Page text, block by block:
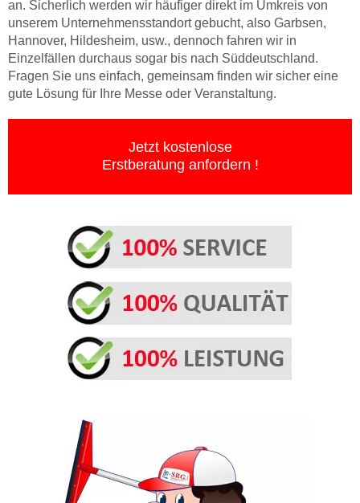
an. Sicherlich werden wir häufiger direkt im Umkreis von
unserem Unternehmensstandort gebucht, also Garbsen,
Hannover, Hildesheim, usw., dennoch fahren wir in
Einzelfällen durchaus sogar bis nach Süddeutschland.
Fragen Sie uns einfach, gemeinsam finden wir sicher eine
gute Lösung für Ihre Messe oder Veranstaltung.
Jetzt kostenlose
Erstberatung anfordern !